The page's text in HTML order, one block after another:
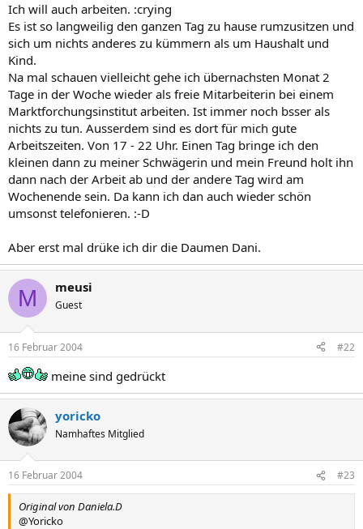
Ich will auch arbeiten. :crying
Es ist so langweilig den ganzen Tag zu hause rumzusitzen und
sich um nichts anderes zu kümmern als um Haushalt und
Kind.
Na mal schauen vielleicht gehe ich übernachsten Monat 2
Tage in der Woche wieder als freie Mitarbeiterin bei einem
Marktforchungsinstitut arbeiten. Ist immer noch bsser als
nichts zu tun. Ausserdem sind es dort für mich gute
Arbeitszeiten. Von 17 - 22 Uhr. Einen Tag bringe ich den
kleinen dann zu meiner Schwägerin und mein Freund holt ihn
dann nach der Arbeit ab und der andere Tag wird am
Wochenende sein. Da kann ich dan auch wieder schön
umsonst telefonieren. :-D
Aber erst mal drüke ich dir die Daumen Dani.
M meusi
Guest
16 Februar 2004 #22
meine sind gedrückt
yoricko
Namhaftes Mitglied
16 Februar 2004 #23
Original von Daniela.D
@Yoricko